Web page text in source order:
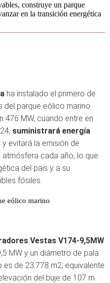
construye un parque
en la transición energética
ha instalado el primero de
del parque eólico marino
476 MW, cuando entre en
suministrará energía
y evitará la emisión de
atmósfera cada año, lo que
del país y a su
fósiles.
eólico marino
Vestas V174-9,5MW
MW y un diámetro de pala
de 23.778 m2, equivalente
del buje de 107 m